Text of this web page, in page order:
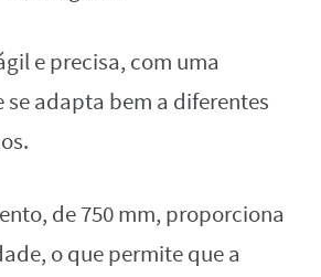
e precisa, com uma
se adapta bem a diferentes
de 750 mm, proporciona
o que permite que a